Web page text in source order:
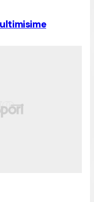
ultimisime